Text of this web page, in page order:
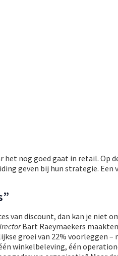
het nog goed gaat in retail. Op
geven bij hun strategie. Een
van discount, dan kan je niet
Bart Raeymaekers
groei van 22% voorleggen –
winkelbeleving, één